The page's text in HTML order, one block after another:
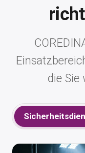
die Sie